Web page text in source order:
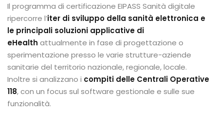
Il programma di certificazione EIPASS Sanità digitale
ripercorre l’iter di sviluppo della sanità elettronica e
le principali soluzioni applicative di
eHealth attualmente in fase di progettazione o
sperimentazione presso le varie strutture-aziende
sanitarie del territorio nazionale, regionale, locale.
Inoltre si analizzano i compiti delle Centrali Operative
118, con un focus sul software gestionale e sulle sue
funzionalità.